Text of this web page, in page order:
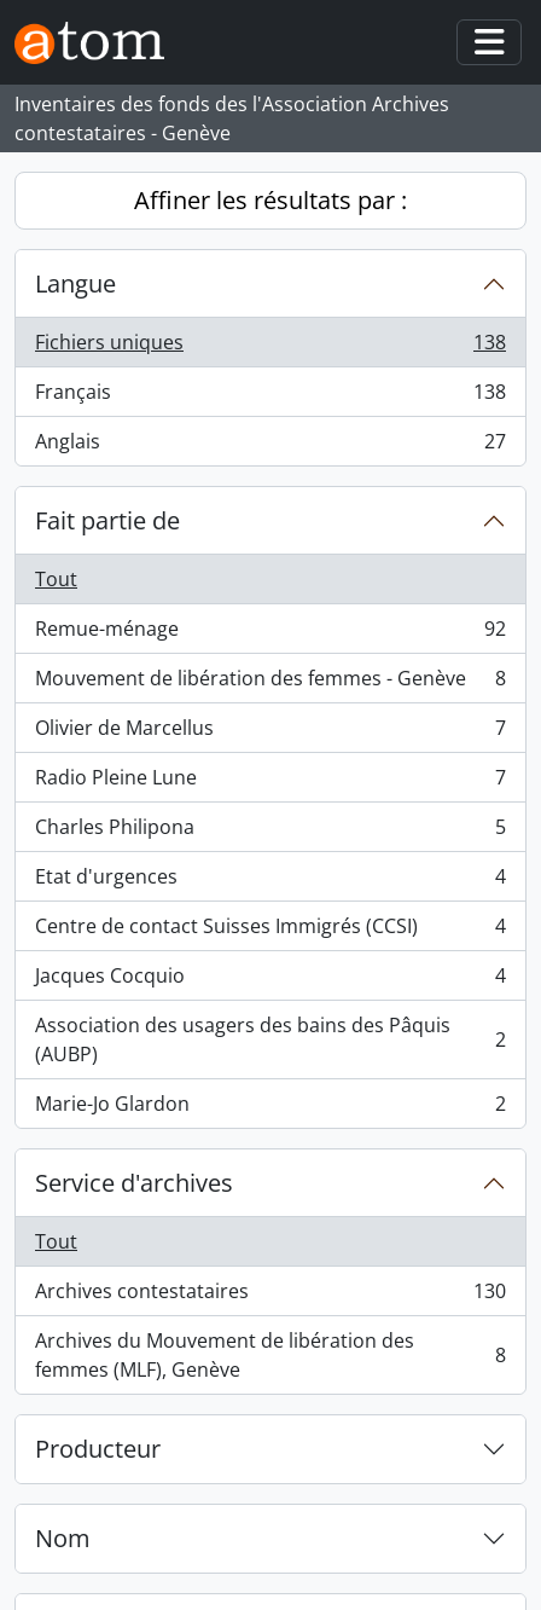
Skip to main content
Inventaires des fonds des l'Association Archives
contestataires - Genève
Affiner les résultats par :
Langue
Fichiers uniques
, 138 résultats
138
Français
, 138 résultats
138
Anglais
, 27 résultats 27
Fait partie de
Tout
Remue-ménage
, 92 résultats
92
Mouvement de libération des femmes - Genève
, 8 résultats
8
Olivier de Marcellus
, 7 résultats
7
Radio Pleine Lune
, 7 résultats
7
Charles Philipona
, 5 résultats
5
Etat d'urgences
, 4 résultats
4
Centre de contact Suisses Immigrés (CCSI)
, 4 résultats
4
Jacques Cocquio
, 4 résultats
4
Association des usagers des bains des Pâquis
(AUBP)
, 2 résultats 2
Marie-Jo Glardon
, 2 résultats 2
Service d'archives
Tout
Archives contestataires
, 130 résultats
130
Archives du Mouvement de libération des
femmes (MLF), Genève
, 8 résultats 8
Producteur
Nom